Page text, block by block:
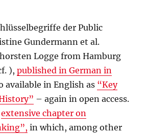
der Public
Gundermann et al.
Logge from Hamburg
),published in German in
available in English as “Key
– again in open access.
extensive chapter on
in which, among other